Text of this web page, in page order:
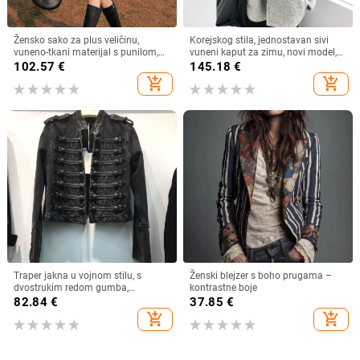
Žensko sako za plus veličinu,
vuneno-tkani materijal s punilom,
prugasto, korejskog stila, dugi
rukavi, srednja duljina, veličina L
102.57 €
add_shopping_cart
Korejskog stila, jednostavan sivi
vuneni kaput za zimu, novi model,
svestran stojeći ovratnik, dojam
vrhunske kvalitete, topao i opušten
kroj
145.18 €
add_shopping_cart
Traper jakna u vojnom stilu, s
dvostrukim redom gumba,
panelnim šivanjem, uskim krojem
82.84€
add_shopping_cart
Ženski blejzer s boho prugama –
kontrastne boje
37.85 €
add_shopping_cart